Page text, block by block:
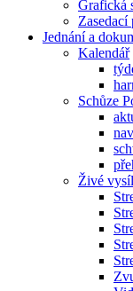
Grafická
Zasedací
Jednání a
Kalendář
Schůze
Živé